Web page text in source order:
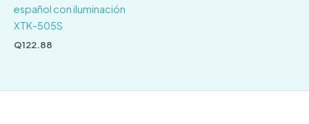
español con iluminación
XTK-505S
Q122.88